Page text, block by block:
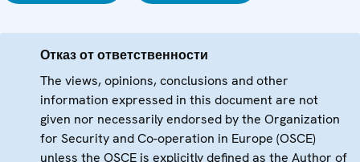
Отказ от ответственности
The views, opinions, conclusions and other
information expressed in this document are not
given nor necessarily endorsed by the Organization
for Security and Co-operation in Europe (OSCE)
unless the OSCE is explicitly defined as the Author of